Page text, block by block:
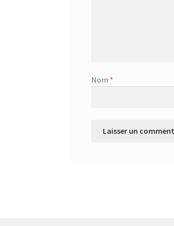
Nom *